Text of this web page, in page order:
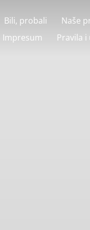
Bili, probali Naše
Impresum Pravila